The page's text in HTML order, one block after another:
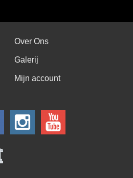
Over Ons
Galerij
Mijn account